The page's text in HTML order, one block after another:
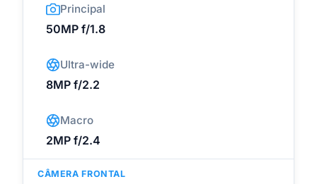
Principal
50MP f/1.8
Ultra-wide
8MP f/2.2
Macro
2MP f/2.4
CÂMERA FRONTAL